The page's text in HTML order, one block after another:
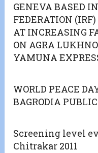
GENEVA BASED
FEDERATION
AT INCREASING
ON AGRA
YAMUNA
WORLD PEACE
BAGRODIA
Screening level
Chitrakar 2011